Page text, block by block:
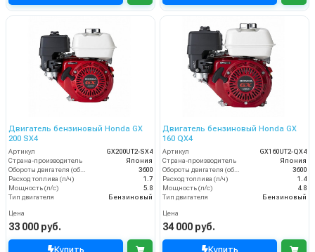
Двигатель бензиновый Honda GX
200 SX4
Артикул
GX200UT2-SX4
Страна-производитель
Япония
3600
Расход топлива (л/ч)
1.7
Мощность (л/с)
5.8
Тип двигателя
Бензиновый
Цена
33 000 руб.
Купить
Двигатель бензиновый Honda GX
160 QX4
Артикул
GX160UT2-QX4
Страна-производитель
Япония
3600
Расход топлива (л/ч)
1.4
Мощность (л/с)
4.8
Тип двигателя
Бензиновый
Цена
34 000 руб.
Купить